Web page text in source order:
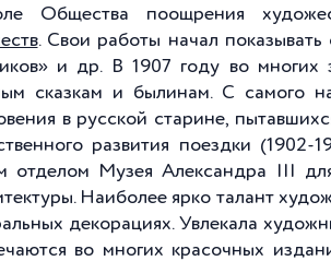
Общества поощрения
. Свои работы начал
и др. В 1907 году во многих
сказкам и былинам. С самого
в русской старине,
развития поездки
отделом Музея Александра III
Наиболее ярко талант
декорациях. Увлекала
во многих красочных